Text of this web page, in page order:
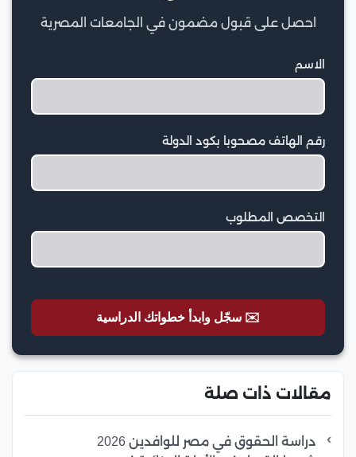
احصل على قبول مضمون في الجامعات المصرية
الاسم
رقم الهاتف مصحوبا بكود الدولة
التخصص المطلوب
✉️ سجّل وابدأ خطواتك الدراسية
مقالات ذات صلة
دراسة الحقوق في مصر للوافدين 2026